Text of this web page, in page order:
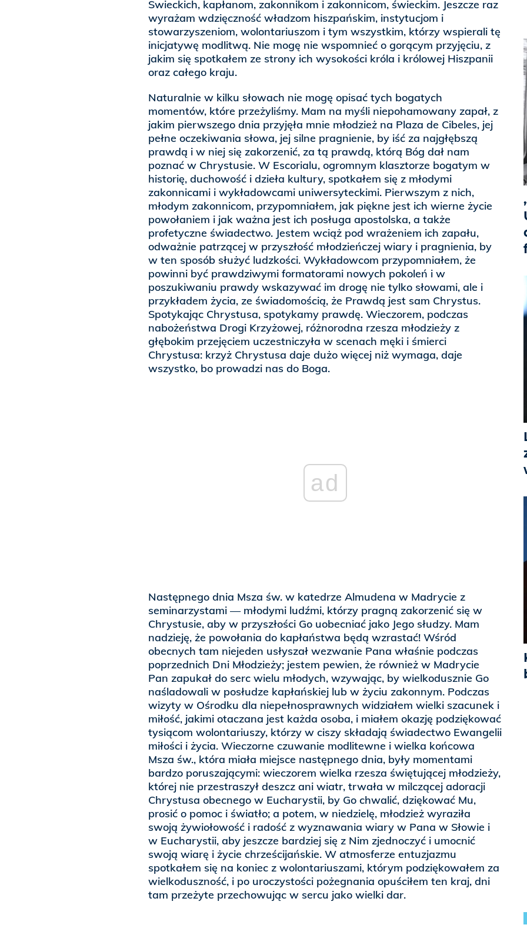
Świeckich, kapłanom, zakonnikom i zakonnicom, świeckim. Jeszcze raz
wyrażam wdzięczność władzom hiszpańskim, instytucjom i
stowarzyszeniom, wolontariuszom i tym wszystkim, którzy wspierali tę
inicjatywę modlitwą. Nie mogę nie wspomnieć o gorącym przyjęciu, z
jakim się spotkałem ze strony ich wysokości króla i królowej Hiszpanii
oraz całego kraju.
Naturalnie w kilku słowach nie mogę opisać tych bogatych
momentów, które przeżyliśmy. Mam na myśli niepohamowany zapał, z
jakim pierwszego dnia przyjęła mnie młodzież na Plaza de Cibeles, jej
pełne oczekiwania słowa, jej silne pragnienie, by iść za najgłębszą
prawdą i w niej się zakorzenić, za tą prawdą, którą Bóg dał nam
poznać w Chrystusie. W Escorialu, ogromnym klasztorze bogatym w
historię, duchowość i dzieła kultury, spotkałem się z młodymi
zakonnicami i wykładowcami uniwersyteckimi. Pierwszym z nich,
młodym zakonnicom, przypomniałem, jak piękne jest ich wierne życie
powołaniem i jak ważna jest ich posługa apostolska, a także
profetyczne świadectwo. Jestem wciąż pod wrażeniem ich zapału,
odważnie patrzącej w przyszłość młodzieńczej wiary i pragnienia, by
w ten sposób służyć ludzkości. Wykładowcom przypomniałem, że
powinni być prawdziwymi formatorami nowych pokoleń i w
poszukiwaniu prawdy wskazywać im drogę nie tylko słowami, ale i
przykładem życia, ze świadomością, że Prawdą jest sam Chrystus.
Spotykając Chrystusa, spotykamy prawdę. Wieczorem, podczas
nabożeństwa Drogi Krzyżowej, różnorodna rzesza młodzieży z
głębokim przejęciem uczestniczyła w scenach męki i śmierci
Chrystusa: krzyż Chrystusa daje dużo więcej niż wymaga, daje
wszystko, bo prowadzi nas do Boga.
ad
Następnego dnia Msza św. w katedrze Almudena w Madrycie z
seminarzystami — młodymi ludźmi, którzy pragną zakorzenić się w
Chrystusie, aby w przyszłości Go uobecniać jako Jego słudzy. Mam
nadzieję, że powołania do kapłaństwa będą wzrastać! Wśród
obecnych tam niejeden usłyszał wezwanie Pana właśnie podczas
poprzednich Dni Młodzieży; jestem pewien, że również w Madrycie
Pan zapukał do serc wielu młodych, wzywając, by wielkodusznie Go
naśladowali w posłudze kapłańskiej lub w życiu zakonnym. Podczas
wizyty w Ośrodku dla niepełnosprawnych widziałem wielki szacunek i
miłość, jakimi otaczana jest każda osoba, i miałem okazję podziękować
tysiącom wolontariuszy, którzy w ciszy składają świadectwo Ewangelii
miłości i życia. Wieczorne czuwanie modlitewne i wielka końcowa
Msza św., która miała miejsce następnego dnia, były momentami
bardzo poruszającymi: wieczorem wielka rzesza świętującej młodzieży,
której nie przestraszył deszcz ani wiatr, trwała w milczącej adoracji
Chrystusa obecnego w Eucharystii, by Go chwalić, dziękować Mu,
prosić o pomoc i światło; a potem, w niedzielę, młodzież wyraziła
swoją żywiołowość i radość z wyznawania wiary w Pana w Słowie i
w Eucharystii, aby jeszcze bardziej się z Nim zjednoczyć i umocnić
swoją wiarę i życie chrześcijańskie. W atmosferze entuzjazmu
spotkałem się na koniec z wolontariuszami, którym podziękowałem za
wielkoduszność, i po uroczystości pożegnania opuściłem ten kraj, dni
tam przeżyte przechowując w sercu jako wielki dar.